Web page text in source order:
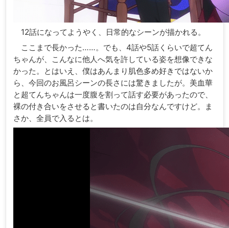
12話になってようやく、日常的なシーンが描かれる。
ここまで長かった……。でも、4話や5話くらいで超てん
ちゃんが、こんなに他人へ気を許している姿を想像できな
かった。とはいえ、僕はあんまり肌色多め好きではないか
ら、今回のお風呂シーンの長さには驚きましたが。美血華
と超てんちゃんは一度腹を割って話す必要があったので、
裸の付き合いをさせると書いたのは自分なんですけど。ま
さか、全員で入るとは。